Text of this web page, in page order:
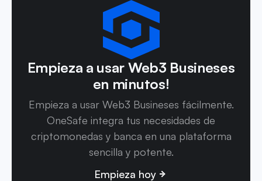
Empieza a usar Web3 Busineses
en minutos!
Empieza a usar Web3 Busineses fácilmente.
OneSafe integra tus necesidades de
criptomonedas y banca en una plataforma
sencilla y potente.
Empieza hoy